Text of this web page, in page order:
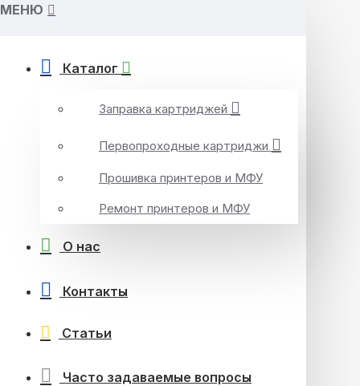
МЕНЮ
Каталог
Заправка картриджей
Первопроходные картриджи
Прошивка принтеров и МФУ
Ремонт принтеров и МФУ
О нас
Контакты
Статьи
Часто задаваемые вопросы